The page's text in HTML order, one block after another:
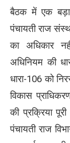
बैठक में एक बड़ा
पंचायती राज
का अधिकार
अधिनियम की
धारा-106 को
विकास
की प्रक्रिया
पंचायती राज